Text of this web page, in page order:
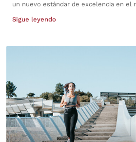
un nuevo estándar de excelencia en el
Sigue leyendo